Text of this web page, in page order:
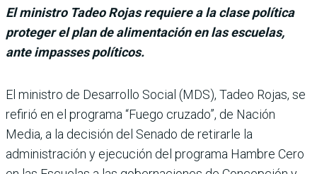
El ministro Tadeo Rojas requiere a la clase política
proteger el plan de alimentación en las escuelas,
ante impasses políticos.
El ministro de Desa­rrollo Social (MDS), Tadeo Rojas, se
refi­rió en el programa “Fuego cruzado”, de Nación
Media, a la decisión del Senado de retirarle la
administración y ejecución del programa Ham­bre Cero